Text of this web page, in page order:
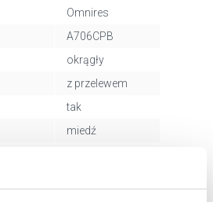
Omnires
A706CPB
okrągły
z przelewem
tak
miedź